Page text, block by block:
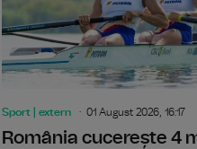
Sport | extern 01 August 2026, 16:17
România cucerește 4